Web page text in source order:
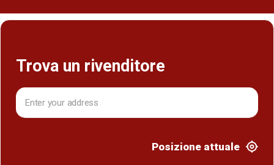
Trova un rivenditore
Posizione attuale